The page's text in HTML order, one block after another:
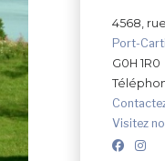
4568,
Port-
G0H 1R0
Visitez